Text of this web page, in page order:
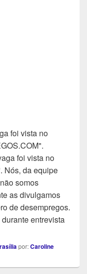
foi vista no
foi vista no
Nós, da equipe
somos
as divulgamos
de desempregos.
entrevista
por:Caroline